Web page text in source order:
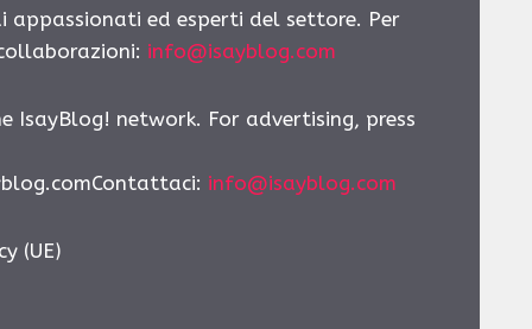
ed esperti del settore. Per
info@isayblog.com
IsayBlog! network. For advertising, press
: info@isayblog.com
(UE)